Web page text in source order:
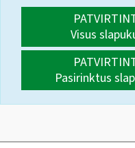
Visus
Pasirinktus